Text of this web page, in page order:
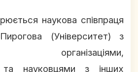
наукова співпраця
(Університет) з
організаціями,
та науковцями з інших